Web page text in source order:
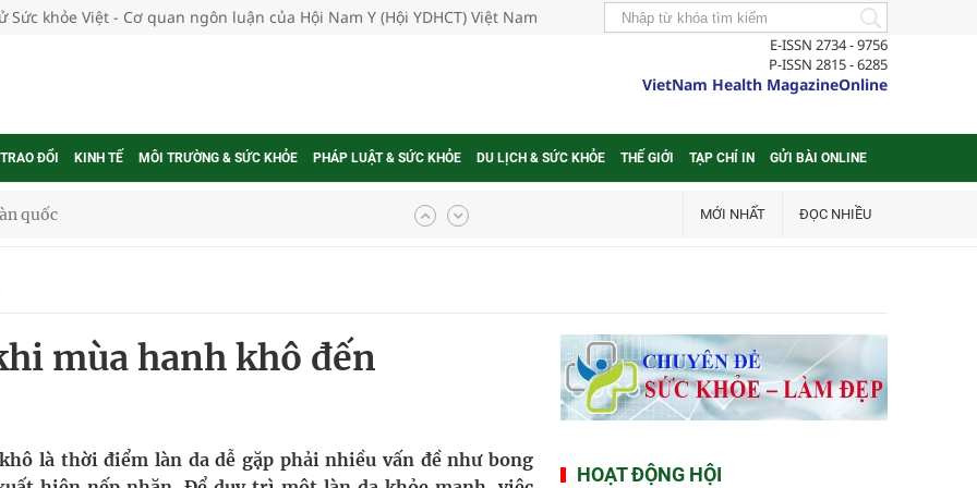
Sức khỏe Việt - Cơ quan ngôn luận của Hội Nam Y (Hội YDHCT) Việt Nam
E-ISSN 2734 - 9756
P-ISSN 2815 - 6285
VietNam Health MagazineOnline
ĐỔI KINH TẾ MÔI TRƯỜNG & SỨC KHỎE PHÁP LUẬT & SỨC KHỎE DU LỊCH & SỨC KHỎE THẾ GIỚI TẠP CHÍ IN GỬI BÀI ONLINE
quốc
lực cho môi trường và cộng đồng
bảo hiểm y tế nếu không đăng ký khám theo yêu
MỚI NHẤT ĐỌC NHIỀU
mùa hanh khô đến
là thời điểm làn da dễ gặp phải nhiều vấn đề như bong
HOẠT ĐỘNG HỘI